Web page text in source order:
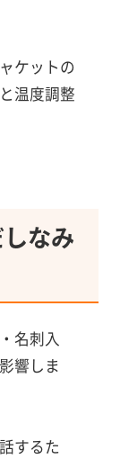
ケットの
温度調整
なみ
名刺入
響しま
するた